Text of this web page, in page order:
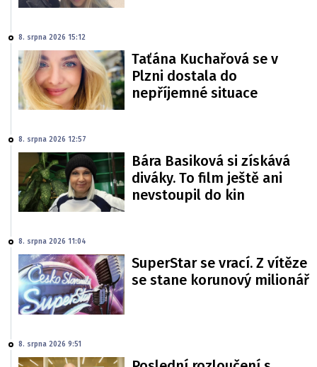
8. srpna 2026 15:12
Taťána Kuchařová se v
Plzni dostala do
nepříjemné situace
8. srpna 2026 12:57
Bára Basiková si získává
diváky. To film ještě ani
nevstoupil do kin
8. srpna 2026 11:04
SuperStar se vrací. Z vítěze
se stane korunový milionář
8. srpna 2026 9:51